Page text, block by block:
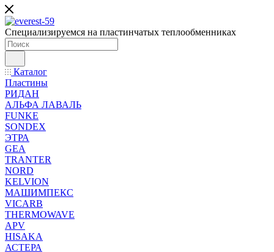
Специализируемся на пластинчатых теплообменниках
Каталог
Пластины
РИДАН
АЛЬФА ЛАВАЛЬ
FUNKE
SONDEX
ЭТРА
GEA
TRANTER
NORD
KELVION
МАШИМПЕКС
VICARB
THERMOWAVE
APV
HISAKA
АСТЕРА